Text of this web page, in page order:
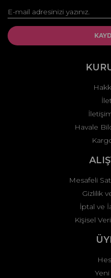
Ürün resmi kalitesiz,
Ürün açıklamasında eksik
Ürün fiyatı diğer sitelerden
Havale
Mesafeli
Gizlilik
İptal ve
Kişisel